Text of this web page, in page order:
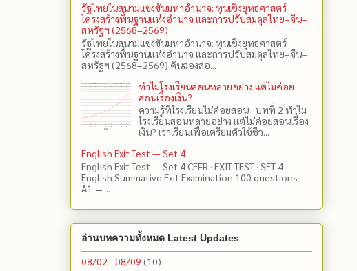
รัฐไทยในสนามแข่งขันมหาอำนาจ: ทุนเชิงยุทธศาสตร์
โครงสร้างพื้นฐานแห่งอำนาจ และการปรับสมดุลไทย–จีน–
สหรัฐฯ (2568–2569)
รัฐไทยในสนามแข่งขันมหาอำนาจ: ทุนเชิงยุทธศาสตร์
โครงสร้างพื้นฐานแห่งอำนาจ และการปรับสมดุลไทย–จีน–
สหรัฐฯ (2568–2569) คันฉ่องส่อ...
ทำไมโรงเรียนสอนหลายอย่าง แต่ไม่ค่อย
สอนเรื่องเงิน?
ความรู้ที่โรงเรียนไม่ค่อยสอน · บทที่ 2 ทำไม
โรงเรียนสอนหลายอย่าง แต่ไม่ค่อยสอนเรื่อง
เงิน? เราเรียนเพื่อเตรียมตัวใช้ชีว...
English Exit Test — Set 4
English Exit Test — Set 4 CEFR · EXIT TEST · SET 4
English Summative Exit Examination 100 questions ·
A1 →...
อ่านบทความทั้งหมด Latest Updates
08/02 - 08/09 (10)